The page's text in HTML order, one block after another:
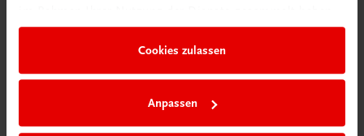
Cookies zulassen
Anpassen